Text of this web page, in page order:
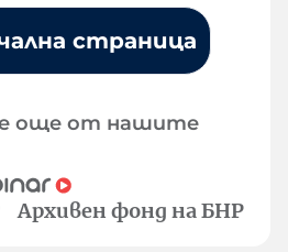
страница
още от нашите
Архивен фонд на БНР